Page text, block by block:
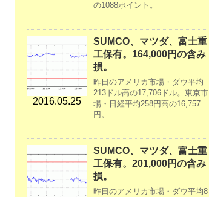
の1088ポイント。
2016.05.25
SUMCO、マツダ、富士重
工保有。164,000円の含み
損。
昨日のアメリカ市場・ダウ平均
213ドル高の17,706ドル。東京市
場・日経平均258円高の16,757
円。
SUMCO、マツダ、富士重
工保有。201,000円の含み
損。
昨日のアメリカ市場・ダウ平均8